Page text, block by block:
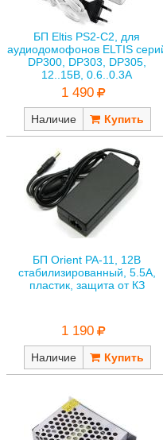
БП Eltis PS2-C2, для
аудиодомофонов ELTIS
DP300, DP303, DP305,
12..15В, 0.6..0.3А
1 490
Наличие
БП Orient PA-11, 12В
стабилизированный, 5.5А,
пластик, защита от КЗ
1 190
Наличие